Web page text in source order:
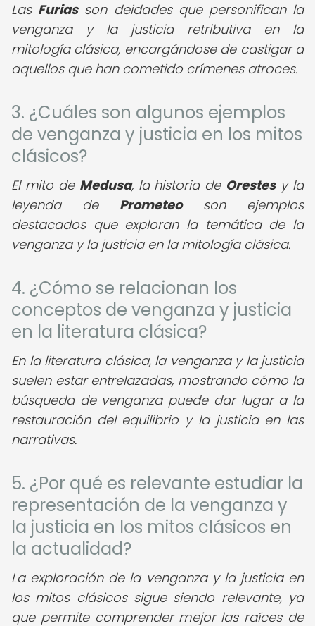
Las Furiasson deidades que personifican la
venganza y la justicia retributiva en la
mitología clásica, encargándose de castigar a
aquellos que han cometido crímenes atroces.
3. ¿Cuáles son algunos ejemplos
de venganza y justicia en los mitos
clásicos?
El mito de Medusa, la historia de Orestesy la
leyenda de Prometeoson ejemplos
destacados que exploran la temática de la
venganza y la justicia en la mitología clásica.
4. ¿Cómo se relacionan los
conceptos de venganza y justicia
en la literatura clásica?
En la literatura clásica, la venganza y la justicia
suelen estar entrelazadas, mostrando cómo la
búsqueda de venganza puede dar lugar a la
restauración del equilibrio y la justicia en las
narrativas.
5. ¿Por qué es relevante estudiar la
representación de la venganza y
la justicia en los mitos clásicos en
la actualidad?
La exploración de la venganza y la justicia en
los mitos clásicos sigue siendo relevante, ya
que permite comprender mejor las raíces de